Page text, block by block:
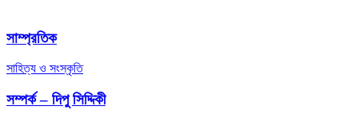
সাম্প্রতিক
সাহিত্য ও সংস্কৃতি
সম্পর্ক – দিপু সিদ্দিকী